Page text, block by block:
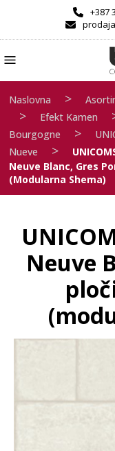
+387
Naslovna >
> Efekt Kamen
Bourgogne
>
Nueve
>
Neuve Blanc, Gres
(modularna Shema)
Neuve